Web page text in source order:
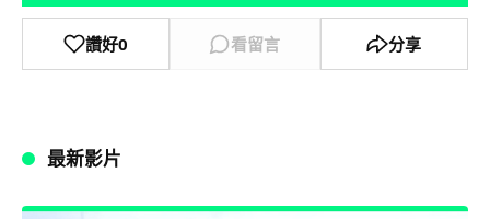
讚好0 看留言 分享
最新影片